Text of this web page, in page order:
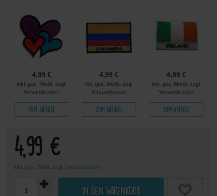
4,99 €
inkl. ges. MwSt. zzgl.
Versandkosten
Zum Artikel
4,99 €
inkl. ges. MwSt. zzgl.
Versandkosten
Zum Artikel
4,99 €
inkl. ges. MwSt. zzgl.
Versandkosten
Zum Artikel
4,99 €
inkl. ges. MwSt. zzgl. Versandkosten
In den Warenkorb